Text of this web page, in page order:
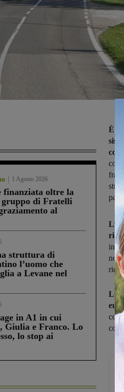
1 Agosto 2026
finanziata oltre la
gruppo di Fratelli
al
struttura di
l’uomo che
a Levane nel
in A1 in cui
Giulia e Franco. Lo
lo stop ai
È
non
euro